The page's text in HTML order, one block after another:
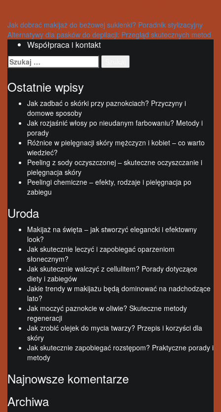
Nawigacja
wpisu
Jak dobrać makijaż do beżowej sukienki? Poradnik stylizacyjny
Alternatywy dla pasków do depilacji: Przegląd skutecznych metod
Współpraca i kontakt
Szukaj:
Ostatnie wpisy
Jak zadbać o skórki przy paznokciach? Przyczyny i
domowe sposoby
Jak rozjaśnić włosy po nieudanym farbowaniu? Metody i
porady
Różnice w pielęgnacji skóry mężczyzn i kobiet – co warto
wiedzieć?
Peeling z sody oczyszczonej – skuteczne oczyszczanie i
pielęgnacja skóry
Peelingi chemiczne – efekty, rodzaje i pielęgnacja po
zabiegu
Uroda
Makijaż na święta – jak stworzyć elegancki i efektowny
look?
Jak skutecznie leczyć i zapobiegać oparzeniom
słonecznym?
Jak skutecznie walczyć z cellulitem? Porady dotyczące
diety i zabiegów
Jakie trendy w makijażu będą dominować na nadchodzące
lato?
Jak moczyć paznokcie w oliwie? Skuteczne metody
regeneracji
Jak zrobić olejek do mycia twarzy? Przepis i korzyści dla
skóry
Jak skutecznie zapobiegać rozstępom? Praktyczne porady i
metody
Najnowsze komentarze
Archiwa